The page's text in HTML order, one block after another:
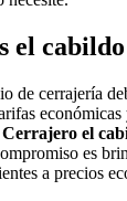
el
de cerrajería
Cerrajero el
es
a precios